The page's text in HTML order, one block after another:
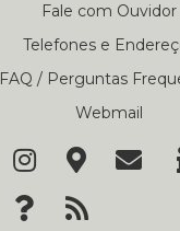
Fale com Ouvidor
Telefones e
FAQ / Perguntas
Webmail